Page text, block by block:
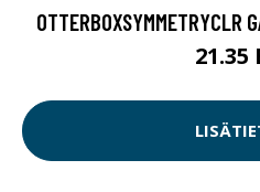
OTTERBOXSYMMETRYCLR
21.35